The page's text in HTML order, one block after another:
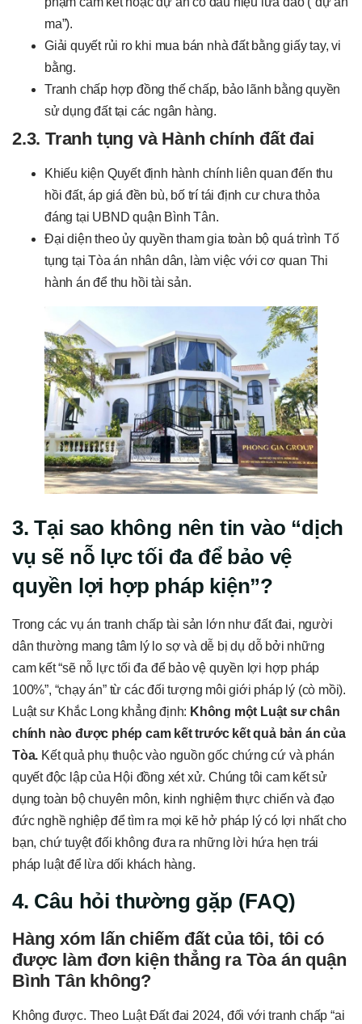
ma”).
Giải quyết rủi ro khi mua bán nhà đất bằng giấy tay, vi
bằng.
Tranh chấp hợp đồng thế chấp, bảo lãnh bằng quyền
sử dụng đất tại các ngân hàng.
2.3. Tranh tụng và Hành chính đất đai
Khiếu kiện Quyết định hành chính liên quan đến thu
hồi đất, áp giá đền bù, bố trí tái định cư chưa thỏa
đáng tại UBND quận Bình Tân.
Đại diện theo ủy quyền tham gia toàn bộ quá trình Tố
tụng tại Tòa án nhân dân, làm việc với cơ quan Thi
hành án để thu hồi tài sản.
3. Tại sao không nên tin vào “dịch
vụ sẽ nỗ lực tối đa để bảo vệ
quyền lợi hợp pháp kiện”?
Trong các vụ án tranh chấp tài sản lớn như đất đai, người
dân thường mang tâm lý lo sợ và dễ bị dụ dỗ bởi những
cam kết “sẽ nỗ lực tối đa để bảo vệ quyền lợi hợp pháp
100%”, “chạy án” từ các đối tượng môi giới pháp lý (cò mồi).
Luật sư Khắc Long khẳng định: Không một Luật sư chân
chính nào được phép cam kết trước kết quả bản án của
Tòa. Kết quả phụ thuộc vào nguồn gốc chứng cứ và phán
quyết độc lập của Hội đồng xét xử. Chúng tôi cam kết sử
dụng toàn bộ chuyên môn, kinh nghiệm thực chiến và đạo
đức nghề nghiệp để tìm ra mọi kẽ hở pháp lý có lợi nhất cho
bạn, chứ tuyệt đối không đưa ra những lời hứa hẹn trái
pháp luật để lừa dối khách hàng.
4. Câu hỏi thường gặp (FAQ)
Hàng xóm lấn chiếm đất của tôi, tôi có
được làm đơn kiện thẳng ra Tòa án quận
Bình Tân không?
Không được. Theo Luật Đất đai 2024, đối với tranh chấp “ai